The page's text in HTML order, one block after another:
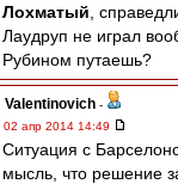
Лохматый ,
Лаудруп не играл
Рубином путаешь?
Valentinovich -
02 апр 2014 14:49
Ситуация с
мысль, что решение